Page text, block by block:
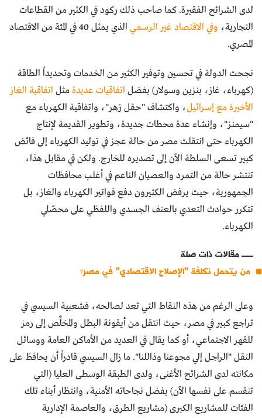
لدى الشرائح الفقيرة. كما صاحب ذلك ركود في الكثير من القطاعات
التجارية، وفي الاقتصاد غير الرسمي
الذي يمثل 40 في المئة من الاقتصاد
المصري.
نجحت الدولة في تحسين وتوفير الكثير من الخدمات وتحديداً الطاقة
(كهرباء، غاز، بنزين وسولار) بفضل اتفاقيات عديدةمثل اتفاقية الغاز
الأخيرة مع إسرائيل، واكتشاف "حقل زهر"، واتفاقية الكهرباء مع
"سيمنز"، وإنشاء عدة محطات جديدة، وتطوير القديمة لإنتاج
الكهرباء حتى انتقلت مصر من حالة عجز في توليد الكهرباء إلى فائض
كبير تسعى السلطة الآن إلى تصديره للخارج. ولكن في مقابل هذا،
تنتشر حالة من التمرد والعصيان الناعم في أغلب محافظات
الجمهورية، حيث يرفض الكثيرون دفع فواتير الكهرباء والغاز، بل
تتكرر حوادث التعدي بالعنف الجسدي واللفظي على محصّلي
الكهرباء.
مقالات ذات صلة
من يتحمل تكلفة "الإصلاح الاقتصادي" في مصر؟
وعلى الرغم من هذه النقاط التي تعد لصالحه، فشعبية السيسي في
تراجع كبير في مصر، حيث انتقل من أيقونة البطل والمخلِّص إلى رمز
للقهر الاجتماعي، أو كما يقال في العديد من الأماكن العامة ووسائل
النقل "الراجل إلي مجوعنا وذاللنا". ما زال السيسي قادراً أن يحافظ على
مكانته لدى الشرائح الأغنى، ولدى الطبقة الوسطى العليا (التي
تنقسم على نفسها الآن) بفضل نجاحاته الأمنية، وانتظار أبناء تلك
الفئات للمشاريع الكبرى (مشاريع الطرق، والعاصمة الإدارية